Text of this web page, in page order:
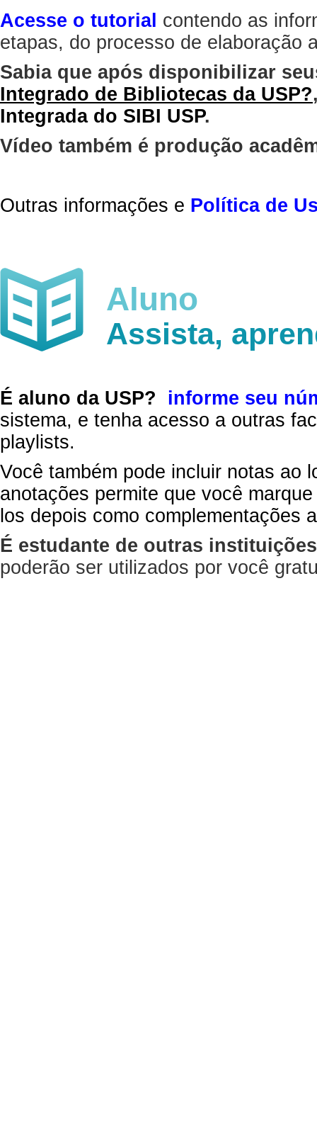
Acesse o tutorial contendo as
etapas, do processo de elaboração
Sabia que após disponibilizar
Integrado de Bibliotecas da USP?
Integrada do SIBI USP.
Vídeo também é produção
Outras informações e Política de
Aluno
Assista,
É aluno da USP?
informe seu
sistema, e tenha acesso a outras
playlists.
Você também pode incluir notas ao
anotações permite que você
los depois como complementações
É estudante de outras
poderão ser utilizados por você